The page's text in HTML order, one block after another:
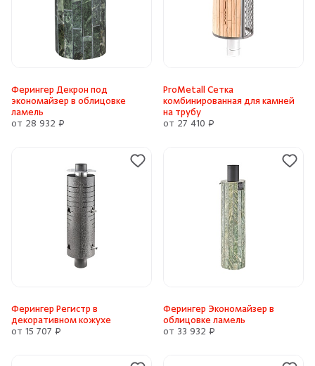
Ферингер Декрон под
экономайзер в облицовке
ламель
от 28 932 ₽
ProMetall Сетка
комбинированная для камней
на трубу
от 27 410 ₽
Ферингер Регистр в
декоративном кожухе
от 15 707 ₽
Ферингер Экономайзер в
облицовке ламель
от 33 932 ₽